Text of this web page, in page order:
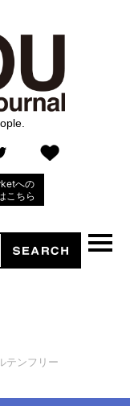
への
こちら
テンフリー